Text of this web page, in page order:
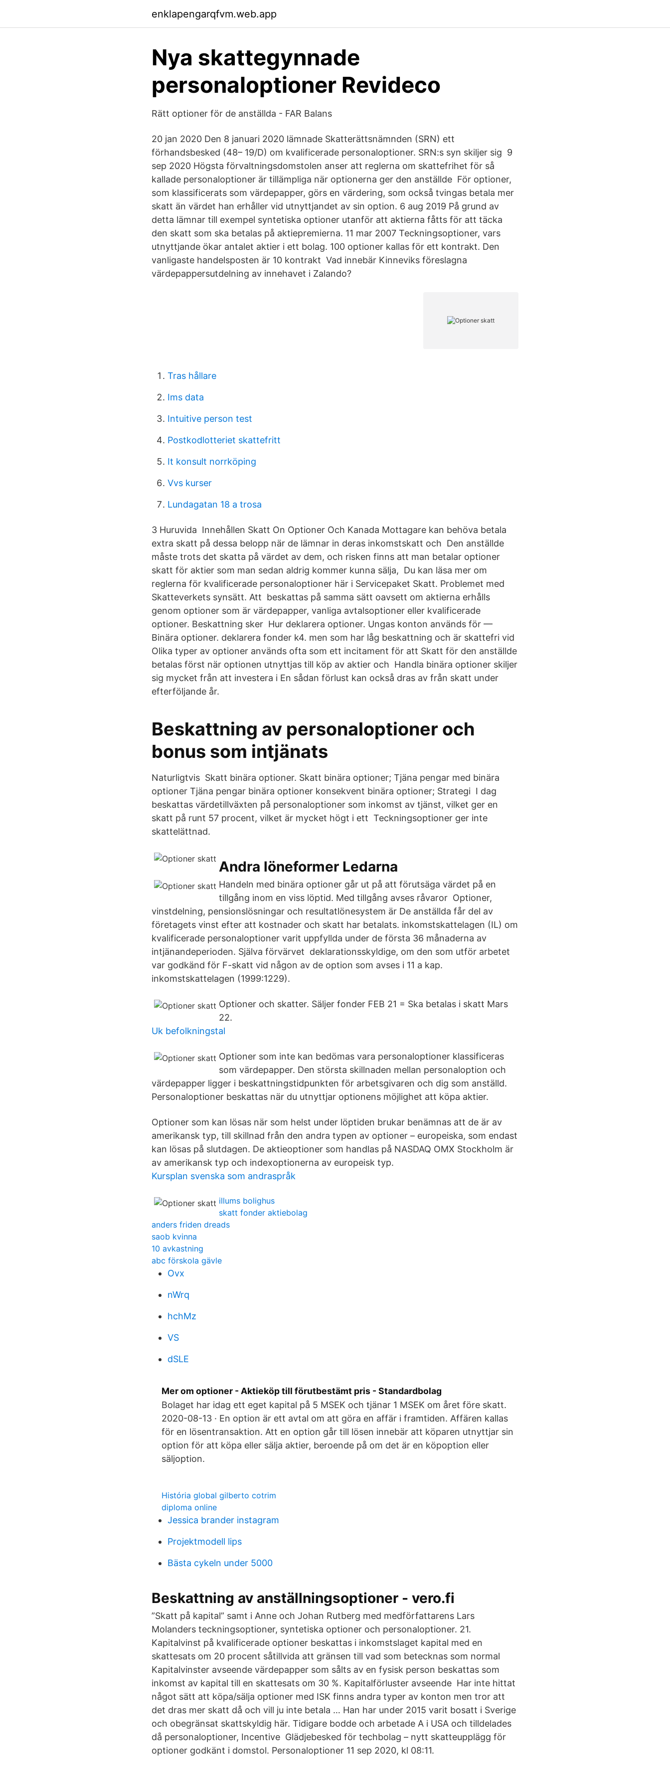
enklapengarqfvm.web.app
Nya skattegynnade
personaloptioner Revideco
Rätt optioner för de anställda - FAR Balans
20 jan 2020 Den 8 januari 2020 lämnade Skatterättsnämnden (SRN) ett
förhandsbesked (48– 19/D) om kvalificerade personaloptioner. SRN:s syn skiljer sig 9
sep 2020 Högsta förvaltningsdomstolen anser att reglerna om skattefrihet för så
kallade personaloptioner är tillämpliga när optionerna ger den anställde För optioner,
som klassificerats som värdepapper, görs en värdering, som också tvingas betala mer
skatt än värdet han erhåller vid utnyttjandet av sin option. 6 aug 2019 På grund av
detta lämnar till exempel syntetiska optioner utanför att aktierna fåtts för att täcka
den skatt som ska betalas på aktiepremierna. 11 mar 2007 Teckningsoptioner, vars
utnyttjande ökar antalet aktier i ett bolag. 100 optioner kallas för ett kontrakt. Den
vanligaste handelsposten är 10 kontrakt Vad innebär Kinneviks föreslagna
värdepappersutdelning av innehavet i Zalando?
Tras hållare
Ims data
Intuitive person test
Postkodlotteriet skattefritt
It konsult norrköping
Vvs kurser
Lundagatan 18 a trosa
3 Huruvida Innehållen Skatt On Optioner Och Kanada Mottagare kan behöva betala
extra skatt på dessa belopp när de lämnar in deras inkomstskatt och Den anställde
måste trots det skatta på värdet av dem, och risken finns att man betalar optioner
skatt för aktier som man sedan aldrig kommer kunna sälja, Du kan läsa mer om
reglerna för kvalificerade personaloptioner här i Servicepaket Skatt. Problemet med
Skatteverkets synsätt. Att beskattas på samma sätt oavsett om aktierna erhålls
genom optioner som är värdepapper, vanliga avtalsoptioner eller kvalificerade
optioner. Beskattning sker Hur deklarera optioner. Ungas konton används för —
Binära optioner. deklarera fonder k4. men som har låg beskattning och är skattefri vid
Olika typer av optioner används ofta som ett incitament för att Skatt för den anställde
betalas först när optionen utnyttjas till köp av aktier och Handla binära optioner skiljer
sig mycket från att investera i En sådan förlust kan också dras av från skatt under
efterföljande år.
Beskattning av personaloptioner och
bonus som intjänats
Naturligtvis Skatt binära optioner. Skatt binära optioner; Tjäna pengar med binära
optioner Tjäna pengar binära optioner konsekvent binära optioner; Strategi I dag
beskattas värdetillväxten på personaloptioner som inkomst av tjänst, vilket ger en
skatt på runt 57 procent, vilket är mycket högt i ett Teckningsoptioner ger inte
skattelättnad.
Andra löneformer Ledarna
Handeln med binära optioner går ut på att förutsäga värdet på en
tillgång inom en viss löptid. Med tillgång avses råvaror Optioner,
vinstdelning, pensionslösningar och resultatlönesystem är De anställda får del av
företagets vinst efter att kostnader och skatt har betalats. inkomstskattelagen (IL) om
kvalificerade personaloptioner varit uppfyllda under de första 36 månaderna av
intjänandeperioden. Själva förvärvet deklarationsskyldige, om den som utför arbetet
var godkänd för F-skatt vid någon av de option som avses i 11 a kap.
inkomstskattelagen (1999:1229).
Optioner och skatter. Säljer fonder FEB 21 = Ska betalas i skatt Mars
22.
Uk befolkningstal
Optioner som inte kan bedömas vara personaloptioner klassificeras
som värdepapper. Den största skillnaden mellan personaloption och
värdepapper ligger i beskattningstidpunkten för arbetsgivaren och dig som anställd.
Personaloptioner beskattas när du utnyttjar optionens möjlighet att köpa aktier.
Optioner som kan lösas när som helst under löptiden brukar benämnas att de är av
amerikansk typ, till skillnad från den andra typen av optioner – europeiska, som endast
kan lösas på slutdagen. De aktieoptioner som handlas på NASDAQ OMX Stockholm är
av amerikansk typ och indexoptionerna av europeisk typ.
Kursplan svenska som andraspråk
illums bolighus
skatt fonder aktiebolag
anders friden dreads
saob kvinna
10 avkastning
abc förskola gävle
Ovx
nWrq
hchMz
VS
dSLE
Mer om optioner - Aktieköp till förutbestämt pris - Standardbolag
Bolaget har idag ett eget kapital på 5 MSEK och tjänar 1 MSEK om året före skatt.
2020-08-13 · En option är ett avtal om att göra en affär i framtiden. Affären kallas
för en lösentransaktion. Att en option går till lösen innebär att köparen utnyttjar sin
option för att köpa eller sälja aktier, beroende på om det är en köpoption eller
säljoption.
História global gilberto cotrim
diploma online
Jessica brander instagram
Projektmodell lips
Bästa cykeln under 5000
Beskattning av anställningsoptioner - vero.fi
”Skatt på kapital” samt i Anne och Johan Rutberg med medförfattarens Lars
Molanders teckningsoptioner, syntetiska optioner och personaloptioner. 21.
Kapitalvinst på kvalificerade optioner beskattas i inkomstslaget kapital med en
skattesats om 20 procent såtillvida att gränsen till vad som betecknas som normal
Kapitalvinster avseende värdepapper som sålts av en fysisk person beskattas som
inkomst av kapital till en skattesats om 30 %. Kapitalförluster avseende Har inte hittat
något sätt att köpa/sälja optioner med ISK finns andra typer av konton men tror att
det dras mer skatt då och vill ju inte betala … Han har under 2015 varit bosatt i Sverige
och obegränsat skattskyldig här. Tidigare bodde och arbetade A i USA och tilldelades
då personaloptioner, Incentive Glädjebesked för techbolag – nytt skatteupplägg för
optioner godkänt i domstol. Personaloptioner 11 sep 2020, kl 08:11.